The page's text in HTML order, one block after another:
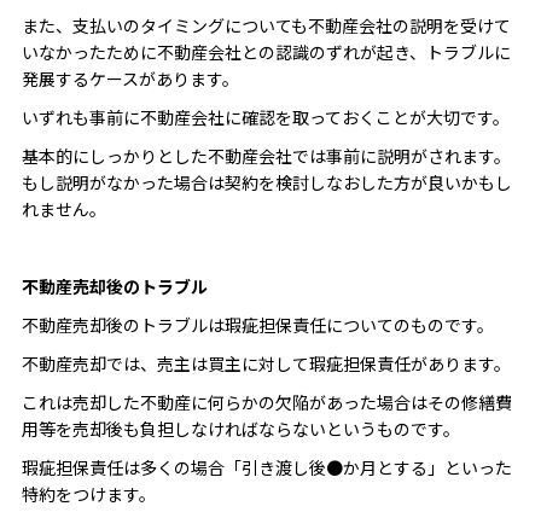
また、支払いのタイミングについても不動産会社の説明を受けて
いなかったために不動産会社との認識のずれが起き、トラブルに
発展するケースがあります。
いずれも事前に不動産会社に確認を取っておくことが大切です。
基本的にしっかりとした不動産会社では事前に説明がされます。
もし説明がなかった場合は契約を検討しなおした方が良いかもし
れません。
不動産売却後のトラブル
不動産売却後のトラブルは瑕疵担保責任についてのものです。
不動産売却では、売主は買主に対して瑕疵担保責任があります。
これは売却した不動産に何らかの欠陥があった場合はその修繕費
用等を売却後も負担しなければならないというものです。
瑕疵担保責任は多くの場合「引き渡し後●か月とする」といった
特約をつけます。